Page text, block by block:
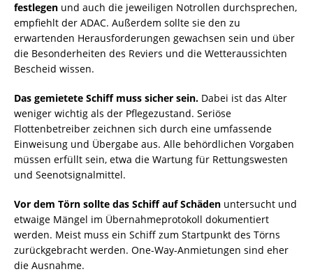
festlegen und auch die jeweiligen Notrollen durchsprechen,
empfiehlt der ADAC. Außerdem sollte sie den zu
erwartenden Herausforderungen gewachsen sein und über
die Besonderheiten des Reviers und die Wetteraussichten
Bescheid wissen.
Das gemietete Schiff muss sicher sein. Dabei ist das Alter
weniger wichtig als der Pflegezustand. Seriöse
Flottenbetreiber zeichnen sich durch eine umfassende
Einweisung und Übergabe aus. Alle behördlichen Vorgaben
müssen erfüllt sein, etwa die Wartung für Rettungswesten
und Seenotsignalmittel.
Vor dem Törn sollte das Schiff auf Schäden untersucht und
etwaige Mängel im Übernahmeprotokoll dokumentiert
werden. Meist muss ein Schiff zum Startpunkt des Törns
zurückgebracht werden. One-Way-Anmietungen sind eher
die Ausnahme.